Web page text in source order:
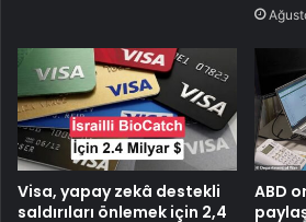
Visa, yapay zekâ destekli
saldırıları önlemek için 2,4
ABD